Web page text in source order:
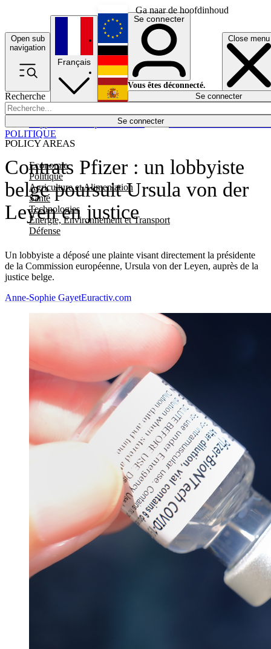
Ga naar de hoofdinhoud
Open sub
navigation
Close menu
Recherche
Se connecter
POLICY AREAS
Economie
Politique
Agriculture et Alimentation
Santé
Technologies
Energie, Environnement et Transport
Défense
Économie
Français
English
Deutsch
Español
Se connecter
Vous êtes déconnecté.
Se connecter
Contrats Pfizer : un lobbyiste
belge poursuit Ursula von der
Leyen en justice
Un lobbyiste a déposé une plainte visant directement la présidente
de la Commission européenne, Ursula von der Leyen, auprès de la
justice belge.
POLITIQUE
Anne-Sophie GayetEuractiv.com